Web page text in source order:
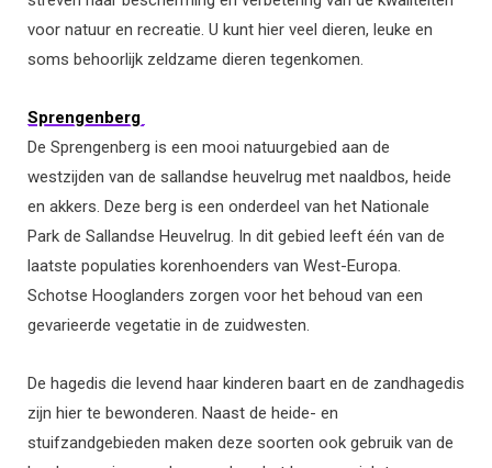
voor natuur en recreatie. U kunt hier veel dieren, leuke en
soms behoorlijk zeldzame dieren tegenkomen.
Sprengenberg
De Sprengenberg is een mooi natuurgebied aan de
westzijden van de sallandse heuvelrug met naaldbos, heide
en akkers. Deze berg is een onderdeel van het Nationale
Park de Sallandse Heuvelrug. In dit gebied leeft één van de
laatste populaties korenhoenders van West-Europa.
Schotse Hooglanders zorgen voor het behoud van een
gevarieerde vegetatie in de zuidwesten.
De hagedis die levend haar kinderen baart en de zandhagedis
zijn hier te bewonderen. Naast de heide- en
stuifzandgebieden maken deze soorten ook gebruik van de